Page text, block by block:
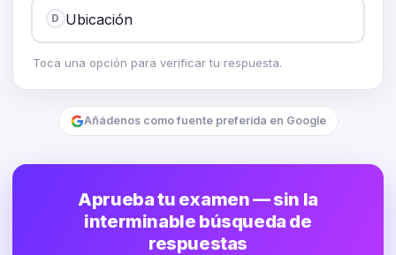
D Ubicación
Toca una opción para verificar tu respuesta.
Añádenos como fuente preferida en Google
Aprueba tu examen — sin la
interminable búsqueda de
respuestas